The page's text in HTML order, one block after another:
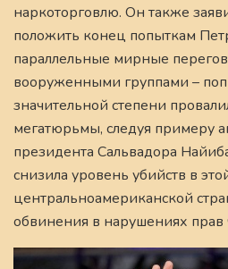
наркоторговлю. Он также
положить конец попыткам
параллельные мирные
вооруженными группами –
значительной степени
мегатюрьмы, следуя примеру
президента Сальвадора
снизила уровень убийств в
центральноамериканской
обвинения в нарушениях прав